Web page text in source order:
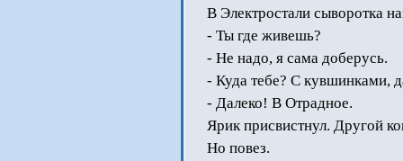
В Электростали сыворотка
- Ты где живешь?
- Не надо, я сама доберусь.
- Куда тебе? С кувшинками,
- Далеко! В Отрадное.
Ярик присвистнул. Другой
Но повез.